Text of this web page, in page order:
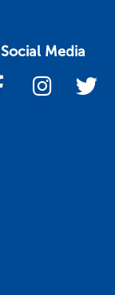
Social Media